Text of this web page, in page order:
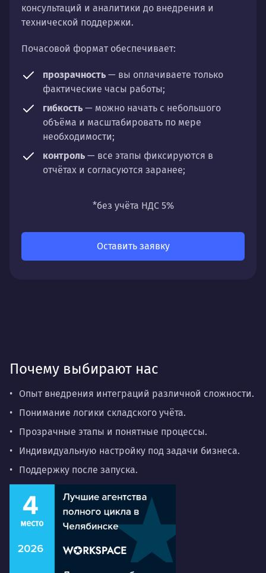
консультаций и аналитики до внедрения и
технической поддержки.
Почасовой формат обеспечивает:
прозрачность — вы оплачиваете только
фактические часы работы;
гибкость — можно начать с небольшого
объёма и масштабировать по мере
необходимости;
контроль — все этапы фиксируются в
отчётах и согласуются заранее;
направлений: стратегии, настройки,
*без учёта НДС 5%
Оставить заявку
Почему выбирают нас
Опыт внедрения интеграций различной сложности.
Понимание логики складского учёта.
Прозрачные этапы и понятные процессы.
Индивидуальную настройку под задачи бизнеса.
Поддержку после запуска.